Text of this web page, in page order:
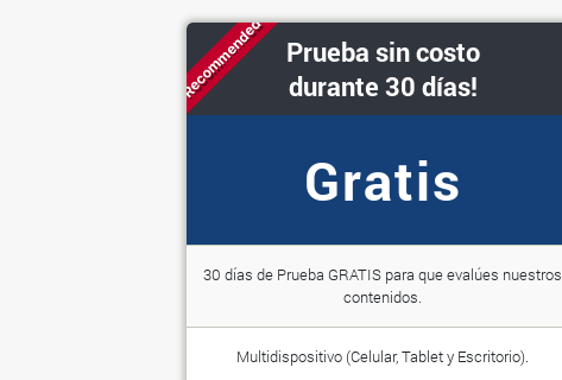
Recommended
Prueba sin costo
durante 30 días!
Gratis
30 días de Prueba GRATIS para que evalúes nuestros
contenidos.
Multidispositivo (Celular, Tablet y Escritorio).